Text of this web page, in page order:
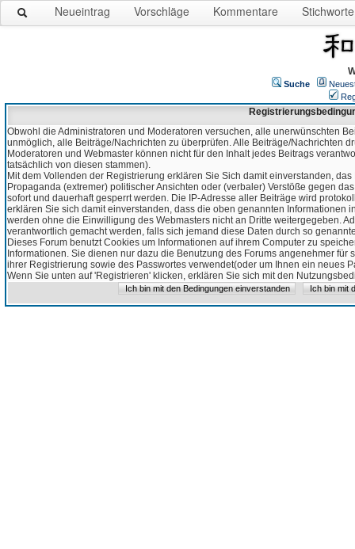
Neueintrag Vorschläge Kommentare Stichworte
Suche
Obwohl die Administratoren und Moderatoren versuchen, alle unerwünschten
unmöglich, alle Beiträge/Nachrichten zu überprüfen. Alle Beiträge/Nachrichten
Moderatoren und Webmaster können nicht für den Inhalt jedes Beitrags
tatsächlich von diesen stammen).
Mit dem Vollenden der Registrierung erklären Sie Sich damit einverstanden,
Propaganda (extremer) politischer Ansichten oder (verbaler) Verstöße gegen
sofort und dauerhaft gesperrt werden. Die IP-Adresse aller Beiträge wird
erklären Sie sich damit einverstanden, dass die oben genannten Informationen
werden ohne die Einwilligung des Webmasters nicht an Dritte weitergegeben.
verantwortlich gemacht werden, falls sich jemand diese Daten durch so
Dieses Forum benutzt Cookies um Informationen auf ihrem Computer zu
Informationen. Sie dienen nur dazu die Benutzung des Forums angenehmer
ihrer Registrierung sowie des Passwortes verwendet(oder um Ihnen ein neues
Wenn Sie unten auf 'Registrieren' klicken, erklären Sie sich mit den